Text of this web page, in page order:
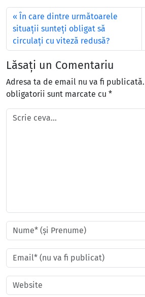
În care dintre următoarele
situaţii sunteţi obligat să
circulaţi cu viteză redusă?
Lăsați un Comentariu
Adresa ta de email nu va fi publicată.
obligatorii sunt marcate cu *